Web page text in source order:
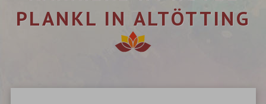
PLANKL IN ALTÖTTING